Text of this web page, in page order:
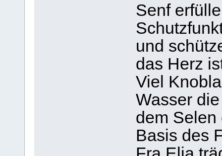
Senf
und
das Herz
Viel
Wasser
dem Selen
Basis des